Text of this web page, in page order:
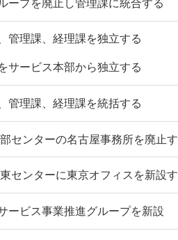
ープを廃止し管理課に統合する
管理課、経理課を独立する
サービス本部から独立する
管理課、経理課を統括する
センターの名古屋事務所を廃止
センターに東京オフィスを新設
ービス事業推進グループを新設